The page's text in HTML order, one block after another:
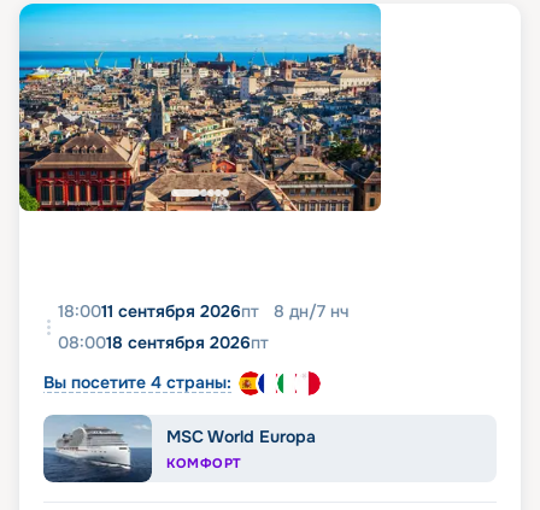
18:0011 сентября 2026пт 8 дн/7 нч
08:0018 сентября 2026пт
Вы посетите 4 страны:
MSC World Europa
КОМФОРТ